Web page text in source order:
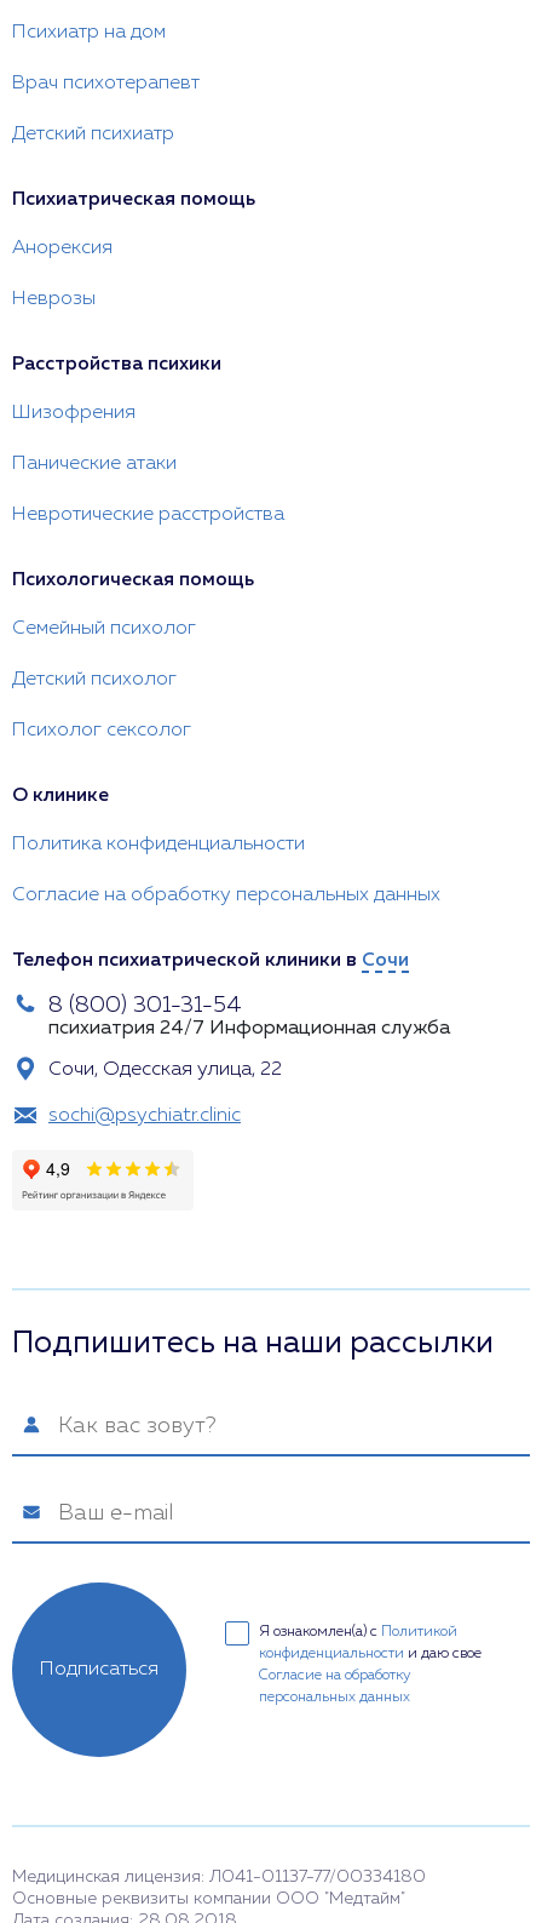
Психиатр на дом
Врач психотерапевт
Детский психиатр
Психиатрическая помощь
Анорексия
Неврозы
Расстройства психики
Шизофрения
Панические атаки
Невротические расстройства
Психологическая помощь
Семейный психолог
Детский психолог
Психолог сексолог
О клинике
Политика конфиденциальности
Согласие на обработку персональных данных
Телефон психиатрической клиники в Сочи
8 (800) 301-31-54
психиатрия 24/7 Информационная служба
Сочи, Одесская улица, 22
sochi@psychiatr.clinic
Подпишитесь на наши рассылки
Я ознакомлен(а) с
Политикой
конфиденциальности и даю свое
Согласие на обработку
персональных данных
Подписаться
Медицинская лицензия: Л041-01137-77/00334180
Основные реквизиты компании ООО "Медтайм"